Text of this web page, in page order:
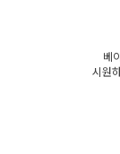
베
시원